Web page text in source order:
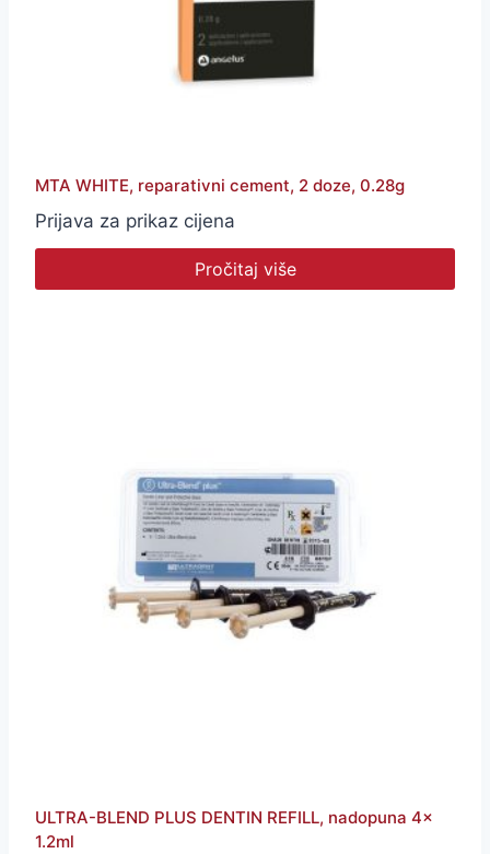
MTA WHITE, reparativni cement, 2 doze, 0.28g
Prijava za prikaz cijena
Pročitaj više
ULTRA-BLEND PLUS DENTIN REFILL, nadopuna 4x
1.2ml